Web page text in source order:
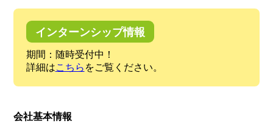
インターンシップ情報
期間：随時受付中！
詳細はこちら をご覧ください。
会社基本情報